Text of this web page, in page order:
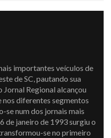
importantes veículos de
de SC, pautando sua
Jornal Regional alcançou
diferentes segmentos
se num dos jornais mais
de janeiro de 1993 surgiu o
se no primeiro